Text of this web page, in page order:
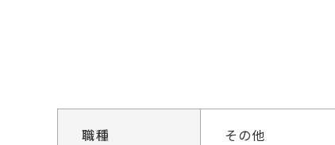
職種 その他